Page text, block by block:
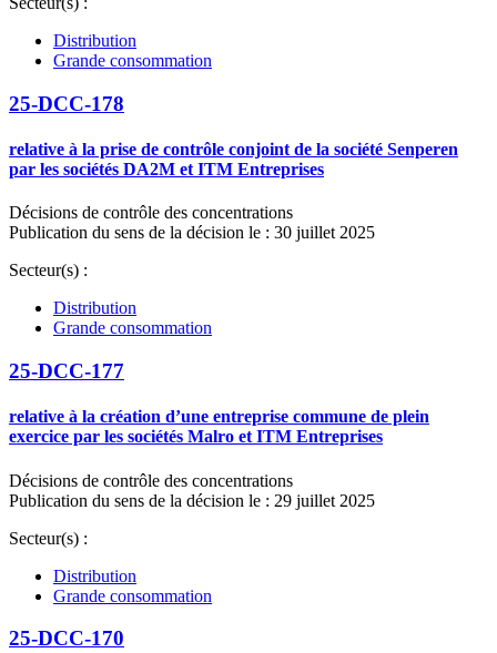
Distribution
Grande consommation
25-DCC-178
relative à la prise de contrôle conjoint de la société Senperen
par les sociétés DA2M et ITM Entreprises
Décisions de contrôle des concentrations
Publication du sens de la décision le : 30 juillet 2025
Secteur(s) :
Distribution
Grande consommation
25-DCC-177
relative à la création d’une entreprise commune de plein
exercice par les sociétés Malro et ITM Entreprises
Décisions de contrôle des concentrations
Publication du sens de la décision le : 29 juillet 2025
Secteur(s) :
Distribution
Grande consommation
25-DCC-170